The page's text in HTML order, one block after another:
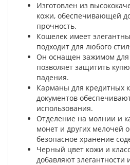
Изготовлен из
кожи, обеспечивающей
прочность.
Кошелек имеет
подходит для любого
Он оснащен зажимом для
позволяет защитить
падения.
Карманы для кредитных
документов
использования.
Отделение на молнии и
монет и других мелочей
безопасное хранение
Черный цвет кожи и
добавляют элегантности